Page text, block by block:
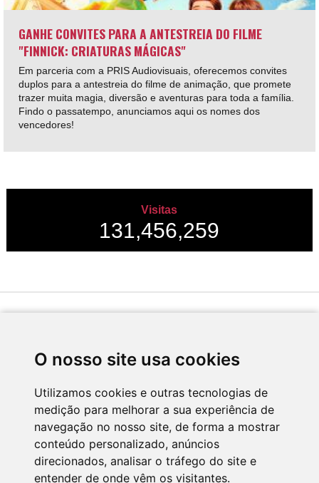
O nosso site usa cookies
Utilizamos cookies e outras tecnologias de
medição para melhorar a sua experiência de
navegação no nosso site, de forma a mostrar
conteúdo personalizado, anúncios
direcionados, analisar o tráfego do site e
entender de onde vêm os visitantes.
GANHE CONVITES PARA A ANTESTREIA DO FILME
"FINNICK: CRIATURAS MÁGICAS"
Em parceria com a PRIS Audiovisuais, oferecemos convites
duplos para a antestreia do filme de animação, que promete
trazer muita magia, diversão e aventuras para toda a família.
Findo o passatempo, anunciamos aqui os nomes dos
vencedores!
Visitas
131,456,259